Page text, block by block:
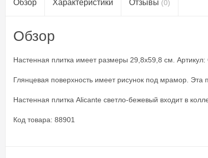
Обзор Характеристики Отзывы (0)
Обзор
Настенная плитка имеет размеры 29,8x59,8 см.
Глянцевая поверхность имеет рисунок под мрамор. Эта
Настенная плитка Alicante светло-бежевый входит в
Код товара: 88901